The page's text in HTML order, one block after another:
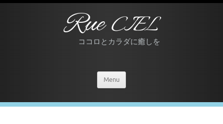
RueCIEL
ココロとカラダに癒しを
Menu